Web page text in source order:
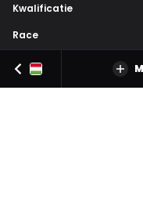
Kwalificatie
Race